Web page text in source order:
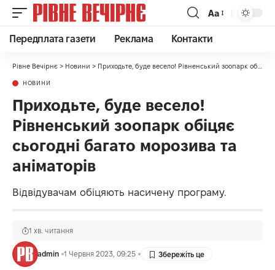
Аа
Передплата газети Реклама Контакти
Рівне Вечірнє > Новини > Приходьте, буде весело! Рівненський зоопарк обіцяє сьогодні багато морозива та аніматорів
НОВИНИ
Приходьте, буде весело!
Рівненський зоопарк обіцяє
сьогодні багато морозива та
аніматорів
Відвідувачам обіцяють насичену програму.
admin 1 Червня 2023, 09:25
1 хв. читання